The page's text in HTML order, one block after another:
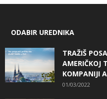
ODABIR UREDNIKA
TRAŽIŠ
AMERIČKOJ
KOMPANIJI
01/03/2022